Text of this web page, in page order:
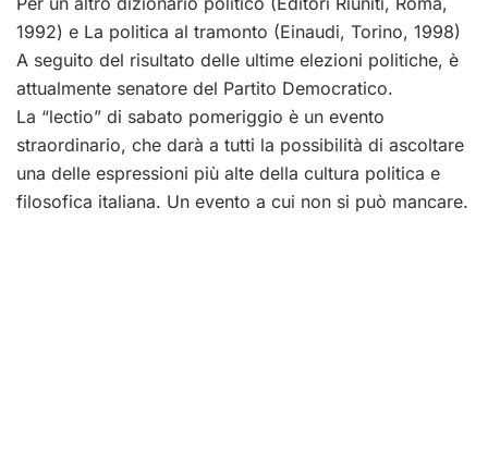
1992) e La politica al tramonto (Einaudi, Torino, 1998)
A seguito del risultato delle ultime elezioni politiche, è
attualmente senatore del Partito Democratico.
La “lectio” di sabato pomeriggio è un evento
straordinario, che darà a tutti la possibilità di ascoltare
una delle espressioni più alte della cultura politica e
filosofica italiana. Un evento a cui non si può mancare.